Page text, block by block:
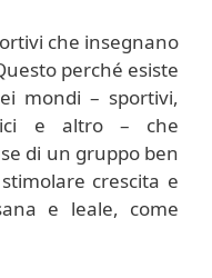
che insegnano
perché esiste
mondi – sportivi,
e altro – che
di un gruppo ben
crescita e
e leale, come